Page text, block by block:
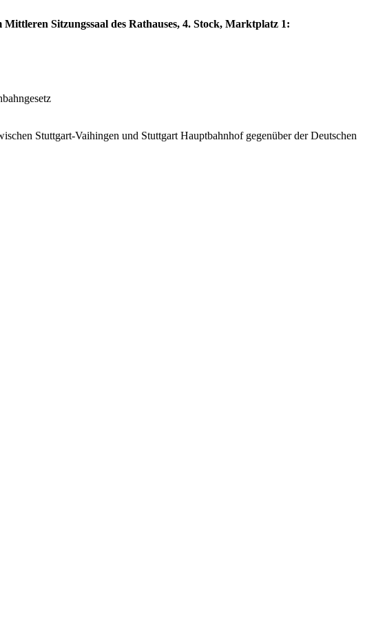
Sitzungssaal des Rathauses, 4. Stock, Marktplatz 1:
Stuttgart-Vaihingen und Stuttgart Hauptbahnhof gegenüber der Deutschen